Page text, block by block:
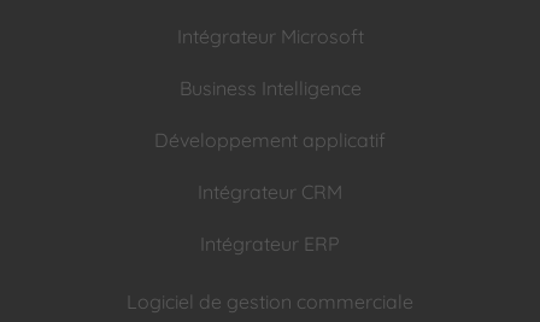
Intégrateur Microsoft
Business Intelligence
Développement applicatif
Intégrateur CRM
Intégrateur ERP
Logiciel de gestion commerciale